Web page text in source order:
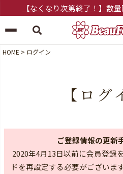
【なくなり次第終了！】数
HOME ログイン
【ログ
ご登録情報の更新
2020年4月13日以前に会員登録
ドを再設定する必要がございます